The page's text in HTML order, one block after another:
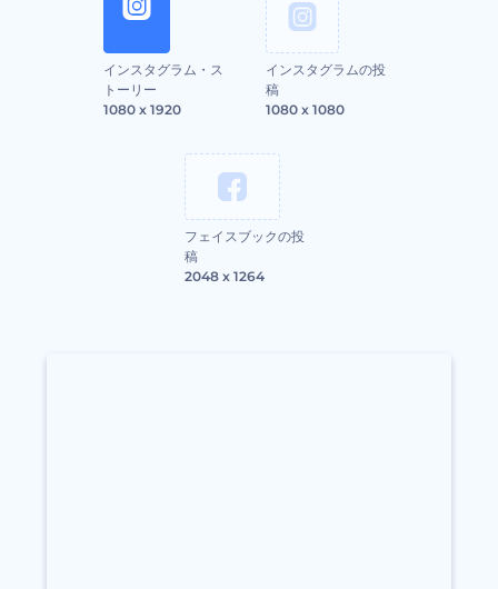
インスタグラム・ス
トーリー
1080 x 1920
インスタグラムの投
稿
1080 x 1080
フェイスブックの投
稿
2048 x 1264